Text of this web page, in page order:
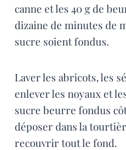
canne et les 40 g de
dizaine de minutes de
sucre soient fondus.
Laver les abricots, les
enlever les noyaux et
sucre beurre fondus
déposer dans la
recouvrir tout le fond.